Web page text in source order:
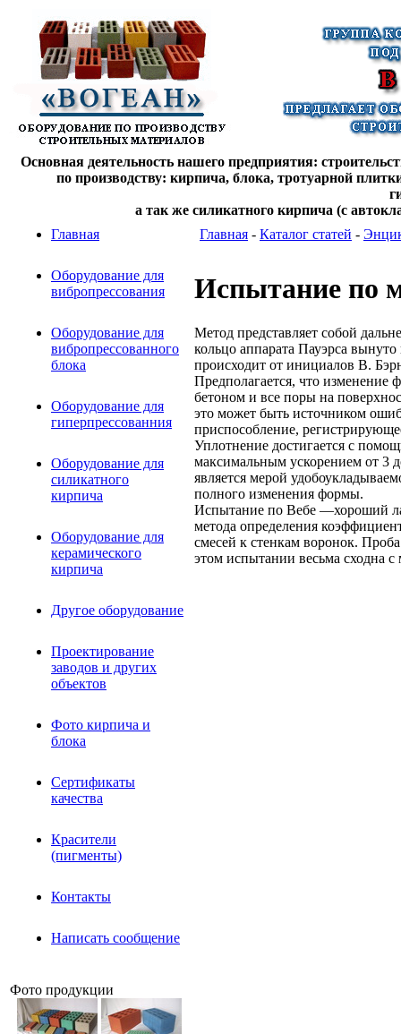
Основная деятельность нашего предприятия:
по производству: кирпича, блока, тротуарной
а так же силикатного кирпича (с
Главная
Оборудование для
вибропрессования
Оборудование для
вибропрессованного
блока
Оборудование для
гиперпрессованния
Оборудование для
силикатного
кирпича
Оборудование для
керамического
кирпича
Другое оборудование
Проектирование
заводов и других
объектов
Фото кирпича и
блока
Сертификаты
качества
Красители
(пигменты)
Контакты
Написать сообщение
Фото продукции
Главная - Каталог статей -
Испытание по
Метод представляет собой
кольцо аппарата Пауэрса
происходит от инициалов В.
Предполагается, что
бетоном и все поры на
это может быть источником
приспособление,
Уплотнение достигается с
максимальным ускорением от 3
является мерой
полного изменения формы.
Испытание по Вебе —хороший
метода определения
смесей к стенкам воронок.
этом испытании весьма сходна